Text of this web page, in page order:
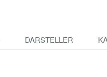
DARSTELLER